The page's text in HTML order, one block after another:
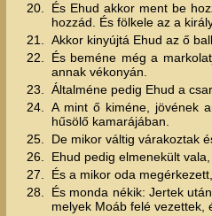
20.
És Ehud akkor ment be
hozzád. És fölkele az a
21.
Akkor kinyújtá Ehud az ő
22.
És beméne még a
annak vékonyán.
23.
Általméne pedig Ehud a
24.
A mint ő kiméne, jövének
hűsölő kamarájában.
25.
De mikor váltig várakoztak
26.
Ehud pedig elmenekült
27.
És a mikor oda
28.
És monda nékik: Jertek
melyek Moáb felé vezettek,